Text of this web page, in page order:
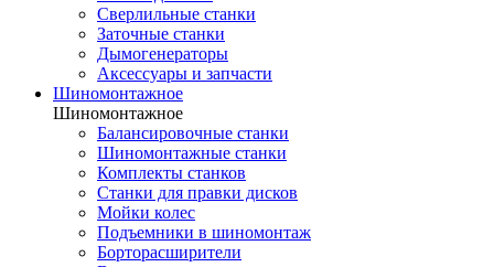
Сверлильные станки
Заточные станки
Дымогенераторы
Аксессуары и запчасти
Шиномонтажное
Шиномонтажное
Балансировочные станки
Шиномонтажные станки
Комплекты станков
Станки для правки дисков
Мойки колес
Подъемники в шиномонтаж
Борторасширители